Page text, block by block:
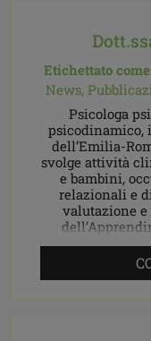
Etichettato
News,
Psicologa
psicodinamico,
dell’Emilia-
svolge attività
e bambini,
relazionali e
valutazione
precedente